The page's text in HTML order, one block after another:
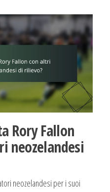
Rory Fallon
neozelandesi
neozelandesi per i suoi